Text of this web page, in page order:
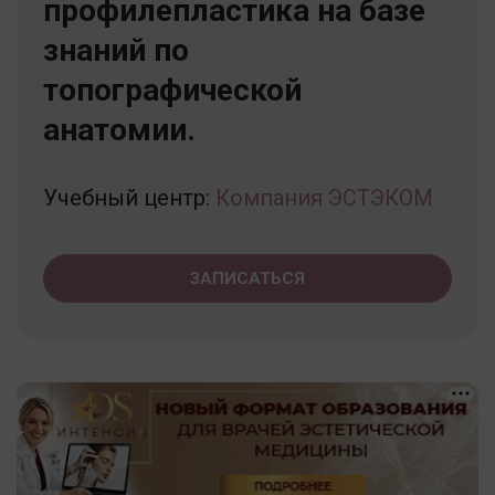
профилепластика на базе
знаний по
топографической
анатомии.
Учебный центр: Компания ЭСТЭКОМ
ЗАПИСАТЬСЯ